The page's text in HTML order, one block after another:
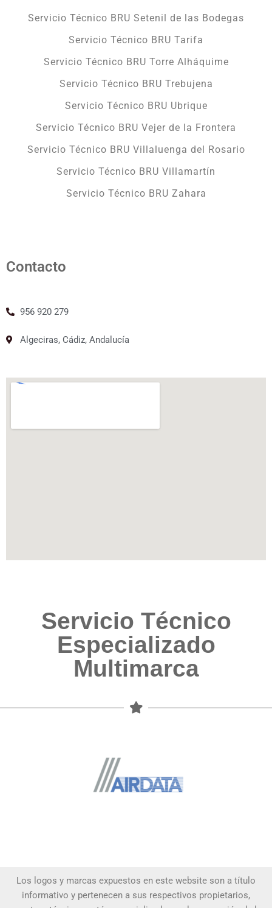
Servicio Técnico BRU Setenil de las Bodegas
Servicio Técnico BRU Tarifa
Servicio Técnico BRU Torre Alháquime
Servicio Técnico BRU Trebujena
Servicio Técnico BRU Ubrique
Servicio Técnico BRU Vejer de la Frontera
Servicio Técnico BRU Villaluenga del Rosario
Servicio Técnico BRU Villamartín
Servicio Técnico BRU Zahara
Contacto
956 920 279
Algeciras, Cádiz, Andalucía
Servicio Técnico
Especializado
Multimarca
Los logos y marcas expuestos en este website son a título
informativo y pertenecen a sus respectivos propietarios,